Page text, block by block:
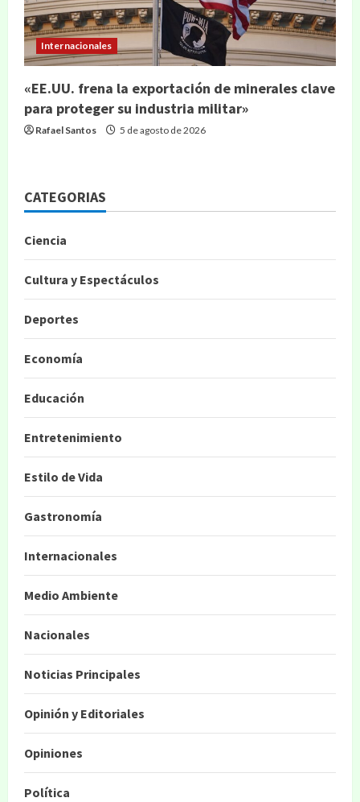
Internacionales
«EE.UU. frena la exportación de minerales clave
para proteger su industria militar»
Rafael Santos 5 de agosto de 2026
CATEGORIAS
Ciencia
Cultura y Espectáculos
Deportes
Economía
Educación
Entretenimiento
Estilo de Vida
Gastronomía
Internacionales
Medio Ambiente
Nacionales
Noticias Principales
Opinión y Editoriales
Opiniones
Política